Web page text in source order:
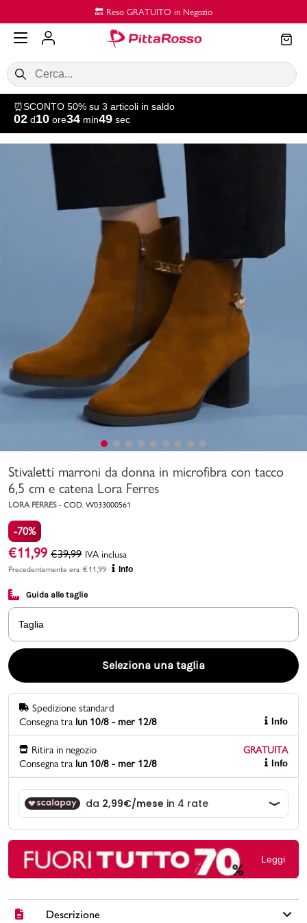
Vai al contenuto principale🔙 Reso GRATUITO in Negozio
Donna
Bambino
Valigie
Marchi
Promo & News
contatti
Gift card
⏰SCONTO 50% su 3 articoli in saldo
02 d10 ore34 min48 sec
Stivaletti marroni da donna in microfibra con tacco
6,5 cm e catena Lora Ferres
LORA FERRES - COD. W033000561
-70%
€11,99 €39,99 IVA inclusa
Precedentemente era €11,99 Info
Guida alle taglie
Taglia
Seleziona una taglia
Spedizione standard
Consegna tra lun 10/8 - mer 12/8 Info
Ritira in negozio
GRATUITA
Consegna tra lun 10/8 - mer 12/8 Info
Leggi
Descrizione